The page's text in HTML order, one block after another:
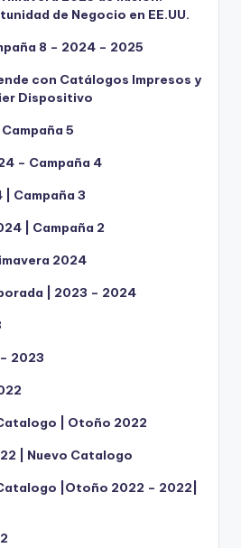
de Negocio en EE.UU.
8 – 2024 – 2025
con Catálogos Impresos y
Dispositivo
5
– Campaña 4
Campaña 3
| Campaña 2
2024
| 2023 – 2024
2023
| Otoño 2022
| Nuevo Catalogo
|Otoño 2022 – 2022|